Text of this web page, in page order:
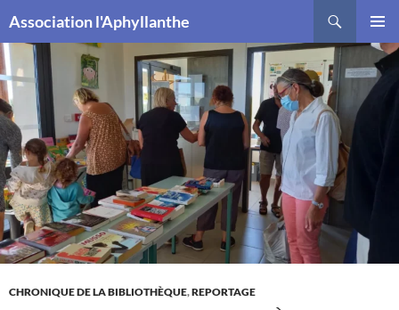
Association l'Aphyllanthe
MENU
AU
CONTENU
CHRONIQUE DE LA BIBLIOTHÈQUE,REPORTAGE